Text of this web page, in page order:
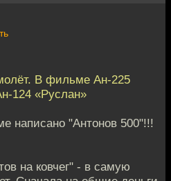
В фильме Ан-225
124 «Руслан»
написано "Антонов 500"!!!
на ковчег" - в самую